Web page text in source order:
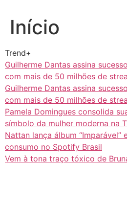
Início
Trend+
Guilherme Dantas assina
com mais de 50 milhões de
Guilherme Dantas assina
com mais de 50 milhões de
Pamela Domingues consolida
símbolo da mulher moderna na
Nattan lança álbum “Imparável”
consumo no Spotify Brasil
Vem à tona traço tóxico de